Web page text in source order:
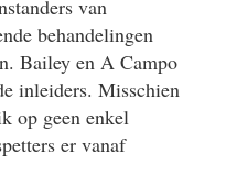
van
behandelingen
Bailey en A Campo
inleiders. Misschien
op geen enkel
er vanaf